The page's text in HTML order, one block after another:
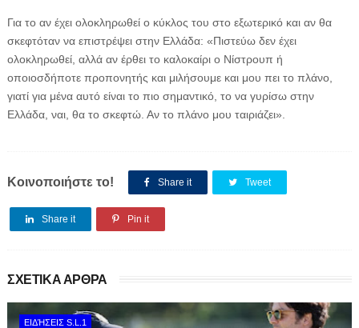
Για το αν έχει ολοκληρωθεί ο κύκλος του στο εξωτερικό και αν θα
σκεφτόταν να επιστρέψει στην Ελλάδα: «Πιστεύω δεν έχει
ολοκληρωθεί, αλλά αν έρθει το καλοκαίρι ο Νίστρουπ ή
οποιοσδήποτε προπονητής και μιλήσουμε και μου πει το πλάνο,
γιατί για μένα αυτό είναι το πιο σημαντικό, το να γυρίσω στην
Ελλάδα, ναι, θα το σκεφτώ. Αν το πλάνο μου ταιριάζει».
Κοινοποιήστε το! Share it Tweet
Share it Pin it
ΣΧΕΤΙΚΑ ΑΡΘΡΑ
ΕΙΔΉΣΕΙΣ S.L.1